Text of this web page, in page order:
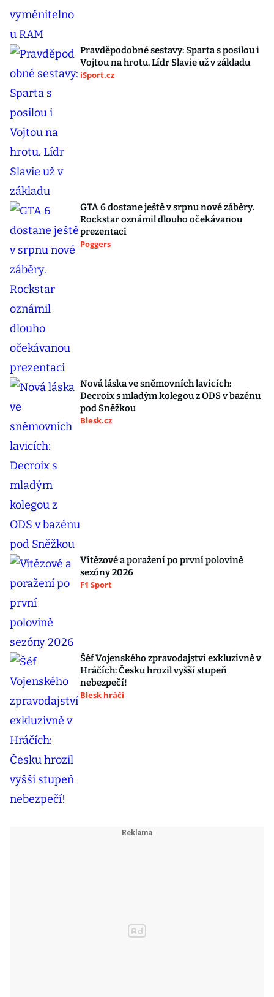
Pravděpodobné sestavy: Sparta s posilou i
Vojtou na hrotu. Lídr Slavie už v základu
iSport.cz
GTA 6 dostane ještě v srpnu nové záběry.
Rockstar oznámil dlouho očekávanou
prezentaci
Poggers
Nová láska ve sněmovních lavicích:
Decroix s mladým kolegou z ODS v bazénu
pod Sněžkou
Blesk.cz
Vítězové a poražení po první polovině
sezóny 2026
F1 Sport
Šéf Vojenského zpravodajství exkluzivně v
Hráčích: Česku hrozil vyšší stupeň
nebezpečí!
Blesk hráči